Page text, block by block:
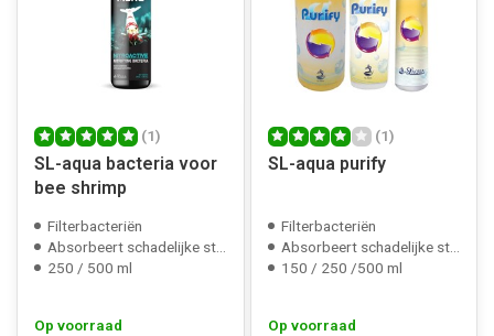
(1)
SL-aqua bacteria voor
bee shrimp
Filterbacteriën
Absorbeert schadelijke stoffen
250 / 500 ml
Op voorraad
(1)
SL-aqua purify
Filterbacteriën
Absorbeert schadelijke stoffen
150 / 250 /500 ml
Op voorraad